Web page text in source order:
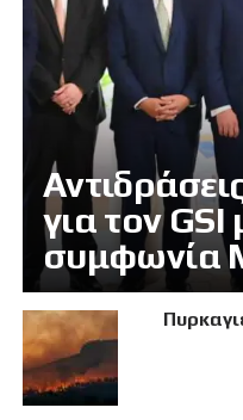
για τον GSI
συμφωνία